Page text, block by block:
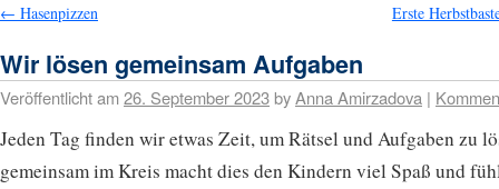
← Hasenpizzen Erste
Wir lösen gemeinsam Aufgaben
Veröffentlicht am26. September 2023byAnna Amirzadova |
Jeden Tag finden wir etwas Zeit, um Rätsel und Aufgaben zu
gemeinsam im Kreis macht dies den Kindern viel Spaß und